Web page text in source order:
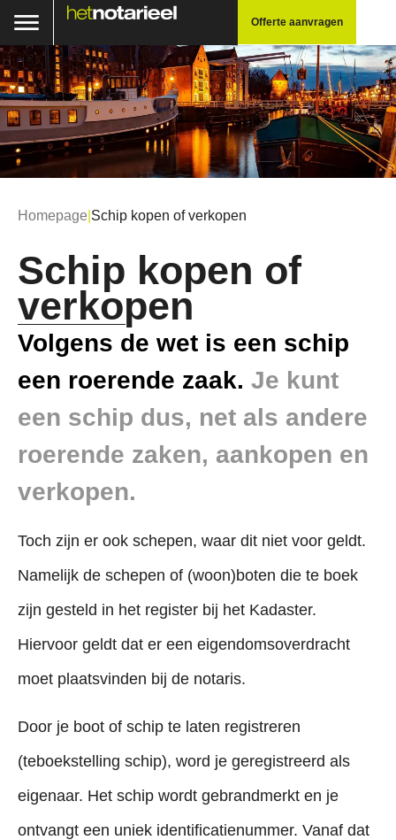
Offerte aanvragen
Homepage Schip kopen of verkopen
Schip kopen of
verkopen
Volgens de wet is een schip
een roerende zaak. Je kunt
een schip dus, net als andere
roerende zaken, aankopen en
verkopen.
Toch zijn er ook schepen, waar dit niet voor geldt.
Namelijk de schepen of (woon)boten die te boek
zijn gesteld in het register bij het Kadaster.
Hiervoor geldt dat er een eigendomsoverdracht
moet plaatsvinden bij de notaris.
Door je boot of schip te laten registreren
(teboekstelling schip), word je geregistreerd als
eigenaar. Het schip wordt gebrandmerkt en je
ontvangt een uniek identificatienummer. Vanaf dat